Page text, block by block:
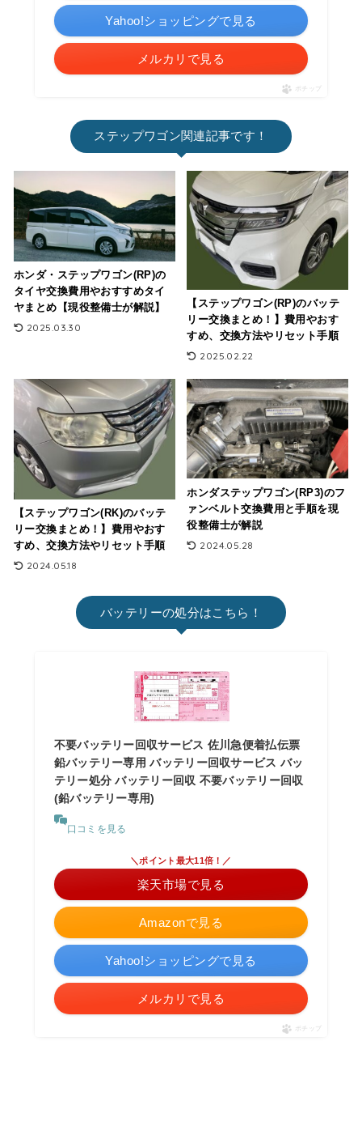
Yahoo!ショッピングで見る
メルカリで見る
ポチップ
ステップワゴン関連記事です！
ホンダ・ステップワゴン(RP)の
タイヤ交換費用やおすすめタイ
ヤまとめ【現役整備士が解説】
2025.03.30
【ステップワゴン(RP)のバッテ
リー交換まとめ！】費用やおす
すめ、交換方法やリセット手順
2025.02.22
【ステップワゴン(RK)のバッテ
リー交換まとめ！】費用やおす
すめ、交換方法やリセット手順
2024.05.18
ホンダステップワゴン(RP3)のフ
ァンベルト交換費用と手順を現
役整備士が解説
2024.05.28
バッテリーの処分はこちら！
不要バッテリー回収サービス 佐川急便着払伝票
鉛バッテリー専用 バッテリー回収サービス バッ
テリー処分 バッテリー回収 不要バッテリー回収
(鉛バッテリー専用)
口コミを見る
Amazonで見る
＼ポイント最大11倍！／
楽天市場で見る
Yahoo!ショッピングで見る
メルカリで見る
ポチップ